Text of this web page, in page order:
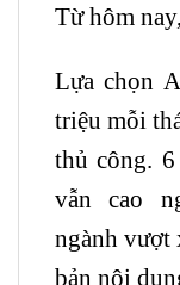
Từ hôm
Lựa chọn
triệu mỗi
thủ công.
vẫn cao
ngành vượt
bản nội